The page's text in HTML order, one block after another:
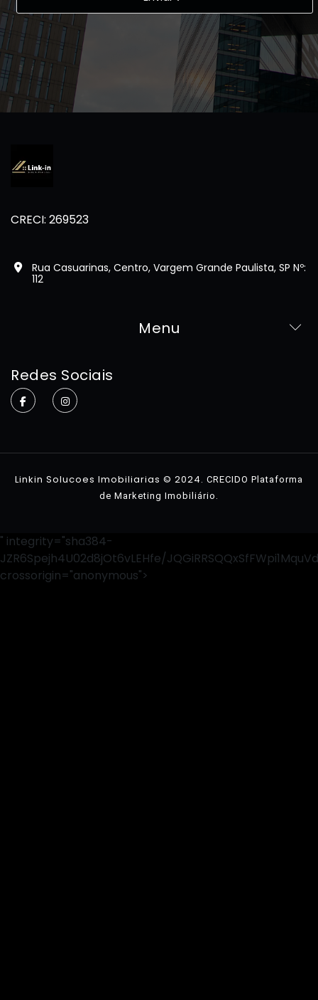
CRECI: 269523
Rua Casuarinas, Centro, Vargem Grande Paulista, SP Nº:
112
Menu
Redes Sociais
Linkin Solucoes Imobiliarias © 2024. CRECIDO Plataforma
de Marketing Imobiliário .
" integrity="sha384-
JZR6Spejh4U02d8jOt6vLEHfe/
crossorigin="anonymous">